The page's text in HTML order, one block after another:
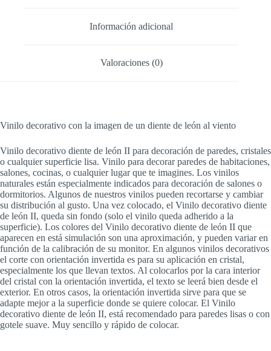
Información adicional
Valoraciones (0)
Vinilo decorativo con la imagen de un diente de león al viento
Vinilo decorativo diente de león II para decoración de paredes, cristales
o cualquier superficie lisa. Vinilo para decorar paredes de habitaciones,
salones, cocinas, o cualquier lugar que te imagines. Los vinilos
naturales están especialmente indicados para decoración de salones o
dormitorios. Algunos de nuestros vinilos pueden recortarse y cambiar
su distribución al gusto. Una vez colocado, el Vinilo decorativo diente
de león II, queda sin fondo (solo el vinilo queda adherido a la
superficie). Los colores del Vinilo decorativo diente de león II que
aparecen en está simulación son una aproximación, y pueden variar en
función de la calibración de su monitor. En algunos vinilos decorativos
el corte con orientación invertida es para su aplicación en cristal,
especialmente los que llevan textos. Al colocarlos por la cara interior
del cristal con la orientación invertida, el texto se leerá bien desde el
exterior. En otros casos, la orientación invertida sirve para que se
adapte mejor a la superficie donde se quiere colocar. El Vinilo
decorativo diente de león II, está recomendado para paredes lisas o con
gotele suave. Muy sencillo y rápido de colocar.